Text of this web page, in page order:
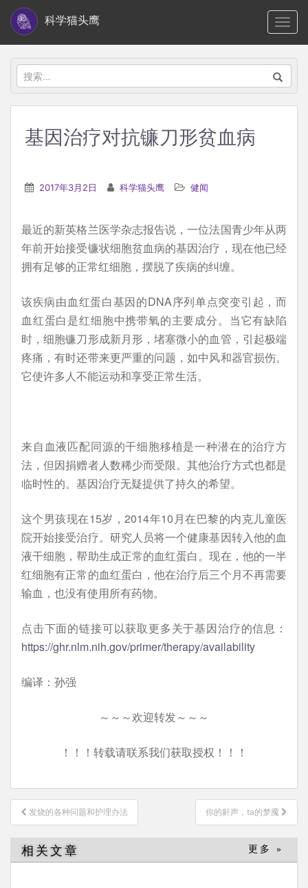
i
科学猫头鹰
搜
索：
基因治疗对抗镰刀形贫血病
2017年3月2日 科学猫头鹰 健闻
最近的新英格兰医学杂志报告说，一位法国青少年从两
年前开始接受镰状细胞贫血病的基因治疗，现在他已经
拥有足够的正常红细胞，摆脱了疾病的纠缠。
该疾病由血红蛋白基因的DNA序列单点突变引起，而
血红蛋白是红细胞中携带氧的主要成分。当它有缺陷
时，细胞镰刀形成新月形，堵塞微小的血管，引起极端
疼痛，有时还带来更严重的问题，如中风和器官损伤。
它使许多人不能运动和享受正常生活。
来自血液匹配同源的干细胞移植是一种潜在的治疗方
法，但因捐赠者人数稀少而受限。其他治疗方式也都是
临时性的。基因治疗无疑提供了持久的希望。
这个男孩现在15岁，2014年10月在巴黎的内克儿童医
院开始接受治疗。研究人员将一个健康基因转入他的血
液干细胞，帮助生成正常的血红蛋白。现在，他的一半
红细胞有正常的血红蛋白，他在治疗后三个月不再需要
输血，也没有使用所有药物。
点击下面的链接可以获取更多关于基因治疗的信息：
https://ghr.nlm.nih.gov/primer/therapy/availability
编译：孙强
～～～欢迎转发～～～
！！！转载请联系我们获取授权！！！
文
章
导
航
发烧的各种问题和护理办法 你的鼾声，ta的梦魇
相关文章 更多 »